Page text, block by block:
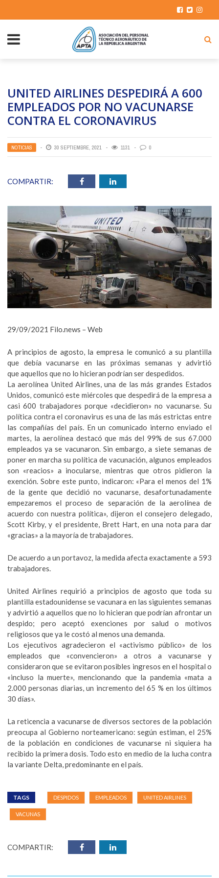
UNITED AIRLINES DESPEDIRÁ A 600
EMPLEADOS POR NO VACUNARSE
CONTRA EL CORONAVIRUS
NOTICIAS 30 SEPTIEMBRE, 2021 1131 0
COMPARTIR:
29/09/2021 Filo.news – Web
A principios de agosto, la empresa le comunicó a su plantilla
que debía vacunarse en las próximas semanas y advirtió
que aquellos que no lo hicieran podrían ser despedidos.
La aerolínea United Airlines, una de las más grandes Estados
Unidos, comunicó este miércoles que despedirá de la empresa a
casi 600 trabajadores porque «decidieron» no vacunarse. Su
política contra el coronavirus es una de las más estrictas entre
las compañías del país. En un comunicado interno enviado el
martes, la aerolínea destacó que más del 99% de sus 67.000
empleados ya se vacunaron. Sin embargo, a siete semanas de
poner en marcha su política de vacunación, algunos empleados
son «reacios» a inocularse, mientras que otros pidieron la
exención. Sobre este punto, indicaron: «Para el menos del 1%
de la gente que decidió no vacunarse, desafortunadamente
empezaremos el proceso de separación de la aerolínea de
acuerdo con nuestra política», dijeron el consejero delegado,
Scott Kirby, y el presidente, Brett Hart, en una nota para dar
«gracias» a la mayoría de trabajadores.
De acuerdo a un portavoz, la medida afecta exactamente a 593
trabajadores.
United Airlines requirió a principios de agosto que toda su
plantilla estadounidense se vacunara en las siguientes semanas
y advirtió a aquellos que no lo hicieran que podrían afrontar un
despido; pero aceptó exenciones por salud o motivos
religiosos que ya le costó al menos una demanda.
Los ejecutivos agradecieron el «activismo público» de los
empleados que «convencieron» a otros a vacunarse y
consideraron que se evitaron posibles ingresos en el hospital o
«incluso la muerte», mencionando que la pandemia «mata a
2.000 personas diarias, un incremento del 65 % en los últimos
30 días».
La reticencia a vacunarse de diversos sectores de la población
preocupa al Gobierno norteamericano: según estiman, el 25%
de la población en condiciones de vacunarse ni siquiera ha
recibido la primera dosis. Todo esto en medio de la lucha contra
la variante Delta, predominante en el país.
TAGS DESPIDOS EMPLEADOS UNITED AIRLINES
VACUNAS
COMPARTIR: